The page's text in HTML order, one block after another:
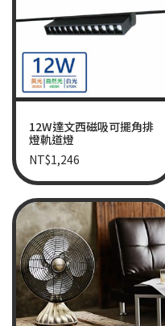
12W達文西磁吸可擺角排
燈軌道燈
NT$1,246